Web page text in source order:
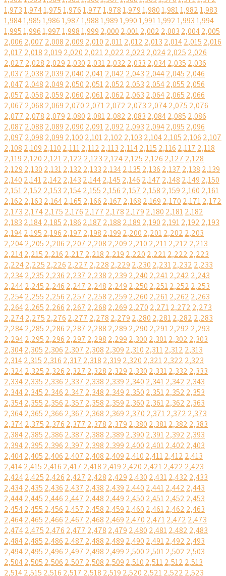
1,9731,9741,9751,9761,9771,9781,9791,9801,9811,9821,983
1,9841,9851,9861,9871,9881,9891,9901,9911,9921,9931,994
1,9951,9961,9971,9981,999 2,000 2,0012,002 2,003 2,0042,005
2,006 2,007 2,008 2,009 2,010 2,0112,012 2,013 2,0142,015 2,016
2,017 2,018 2,019 2,020 2,0212,022 2,023 2,0242,025 2,026
2,027 2,028 2,029 2,030 2,0312,032 2,033 2,0342,035 2,036
2,037 2,038 2,039 2,040 2,0412,042 2,043 2,0442,045 2,046
2,047 2,048 2,049 2,050 2,0512,052 2,053 2,0542,055 2,056
2,057 2,058 2,059 2,060 2,0612,062 2,063 2,0642,065 2,066
2,067 2,068 2,069 2,070 2,0712,072 2,073 2,0742,075 2,076
2,077 2,078 2,079 2,080 2,0812,082 2,083 2,0842,085 2,086
2,087 2,088 2,089 2,090 2,0912,092 2,093 2,0942,095 2,096
2,097 2,098 2,099 2,100 2,1012,102 2,103 2,1042,105 2,106 2,107
2,108 2,109 2,110 2,1112,112 2,113 2,1142,115 2,116 2,117 2,118
2,119 2,120 2,1212,122 2,123 2,1242,125 2,126 2,127 2,128
2,129 2,130 2,1312,132 2,133 2,1342,135 2,136 2,137 2,138 2,139
2,140 2,1412,142 2,143 2,1442,145 2,146 2,147 2,148 2,149 2,150
2,1512,152 2,153 2,1542,155 2,156 2,157 2,158 2,159 2,160 2,161
2,162 2,163 2,1642,165 2,166 2,167 2,168 2,169 2,170 2,1712,172
2,173 2,1742,175 2,176 2,177 2,178 2,179 2,180 2,1812,182
2,183 2,1842,185 2,186 2,187 2,188 2,189 2,190 2,1912,192 2,193
2,1942,195 2,196 2,197 2,198 2,199 2,200 2,2012,202 2,203
2,2042,205 2,206 2,207 2,208 2,209 2,210 2,2112,212 2,213
2,2142,215 2,216 2,217 2,218 2,219 2,220 2,2212,222 2,223
2,2242,225 2,226 2,227 2,228 2,229 2,230 2,2312,232 2,233
2,2342,235 2,236 2,237 2,238 2,239 2,240 2,2412,242 2,243
2,2442,245 2,246 2,247 2,248 2,249 2,250 2,2512,252 2,253
2,2542,255 2,256 2,257 2,258 2,259 2,260 2,2612,262 2,263
2,2642,265 2,266 2,267 2,268 2,269 2,270 2,2712,272 2,273
2,2742,275 2,276 2,277 2,278 2,279 2,280 2,2812,282 2,283
2,2842,285 2,286 2,287 2,288 2,289 2,290 2,2912,292 2,293
2,2942,295 2,296 2,297 2,298 2,299 2,300 2,3012,302 2,303
2,3042,305 2,306 2,307 2,308 2,309 2,310 2,3112,312 2,313
2,3142,315 2,316 2,317 2,318 2,319 2,320 2,3212,322 2,323
2,3242,325 2,326 2,327 2,328 2,329 2,330 2,3312,332 2,333
2,3342,335 2,336 2,337 2,338 2,339 2,340 2,3412,342 2,343
2,3442,345 2,346 2,347 2,348 2,349 2,350 2,3512,352 2,353
2,3542,355 2,356 2,357 2,358 2,359 2,360 2,3612,362 2,363
2,3642,365 2,366 2,367 2,368 2,369 2,370 2,3712,372 2,373
2,3742,375 2,376 2,377 2,378 2,379 2,380 2,3812,382 2,383
2,3842,385 2,386 2,387 2,388 2,389 2,390 2,3912,392 2,393
2,3942,395 2,396 2,397 2,398 2,399 2,400 2,4012,402 2,403
2,4042,405 2,406 2,407 2,408 2,409 2,410 2,4112,412 2,413
2,4142,415 2,416 2,417 2,418 2,419 2,420 2,4212,422 2,423
2,4242,425 2,426 2,427 2,428 2,429 2,430 2,4312,432 2,433
2,4342,435 2,436 2,437 2,438 2,439 2,440 2,4412,442 2,443
2,4442,445 2,446 2,447 2,448 2,449 2,450 2,4512,452 2,453
2,4542,455 2,456 2,457 2,458 2,459 2,460 2,4612,462 2,463
2,4642,465 2,466 2,467 2,468 2,469 2,470 2,4712,472 2,473
2,4742,475 2,476 2,477 2,478 2,479 2,480 2,4812,482 2,483
2,4842,485 2,486 2,487 2,488 2,489 2,490 2,4912,492 2,493
2,4942,495 2,496 2,497 2,498 2,499 2,500 2,5012,502 2,503
2,5042,505 2,506 2,507 2,508 2,509 2,510 2,5112,512 2,513
2,5142,515 2,516 2,517 2,518 2,519 2,520 2,5212,522 2,523